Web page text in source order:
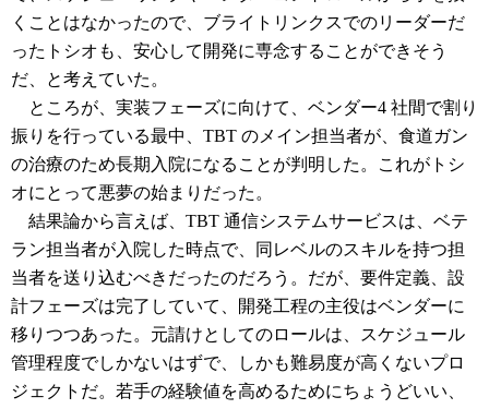
くことはなかったので、ブライトリンクスでのリーダーだ
ったトシオも、安心して開発に専念することができそう
だ、と考えていた。
ところが、実装フェーズに向けて、ベンダー4 社間で割り
振りを行っている最中、TBT のメイン担当者が、食道ガン
の治療のため長期入院になることが判明した。これがトシ
オにとって悪夢の始まりだった。
結果論から言えば、TBT 通信システムサービスは、ベテ
ラン担当者が入院した時点で、同レベルのスキルを持つ担
当者を送り込むべきだったのだろう。だが、要件定義、設
計フェーズは完了していて、開発工程の主役はベンダーに
移りつつあった。元請けとしてのロールは、スケジュール
管理程度でしかないはずで、しかも難易度が高くないプロ
ジェクトだ。若手の経験値を高めるためにちょうどいい、